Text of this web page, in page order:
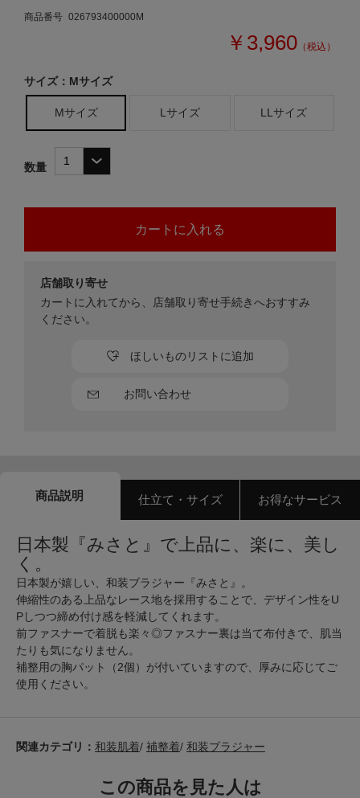
商品番号 026793400000M
￥3,960 （税込）
サイズ：Mサイズ
Mサイズ Lサイズ LLサイズ
数量
お問い合わせ
ほしいものリストに追加
店舗取り寄せ
カートに入れてから、店舗取り寄せ手続きへおすすみ
ください。
商品説明 仕立て・サイズ お得なサービス
日本製『みさと』で上品に、楽に、美し
く。
日本製が嬉しい、和装ブラジャー『みさと』。
伸縮性のある上品なレース地を採用することで、デザイン性をU
Pしつつ締め付け感を軽減してくれます。
前ファスナーで着脱も楽々◎ファスナー裏は当て布付きで、肌当
たりも気になりません。
補整用の胸パット（2個）が付いていますので、厚みに応じてご
使用ください。
関連カテゴリ： 和装肌着/ 補整着/ 和装ブラジャー
この商品を見た人は